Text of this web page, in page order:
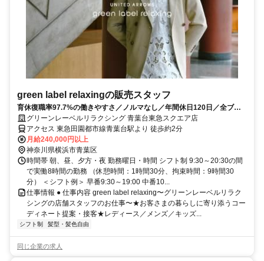
green label relaxingの販売スタッフ
育休復職率97.7%の働きやすさ／ノルマなし／年間休日120日／全ブラ
ンド利用可能の社割有
グリーンレーベルリラクシング 青葉台東急スクエア店
アクセス 東急田園都市線青葉台駅より 徒歩約2分
月給240,000円以上
神奈川県横浜市青葉区
時間帯 朝、昼、夕方・夜 勤務曜日・時間 シフト制 9:30～20:30の間
で実働8時間の勤務 （休憩時間：1時間30分、拘束時間：9時間30
分） ＜シフト例＞ 早番9:30～19:00 中番10...
仕事情報 ● 仕事内容 green label relaxing〜グリーンレーベルリラク
シングの店舗スタッフのお仕事〜★お客さまの暮らしに寄り添うコー
ディネート提案・接客★レディース／メンズ／キッズ...
シフト制 髪型・髪色自由
同じ企業の求人